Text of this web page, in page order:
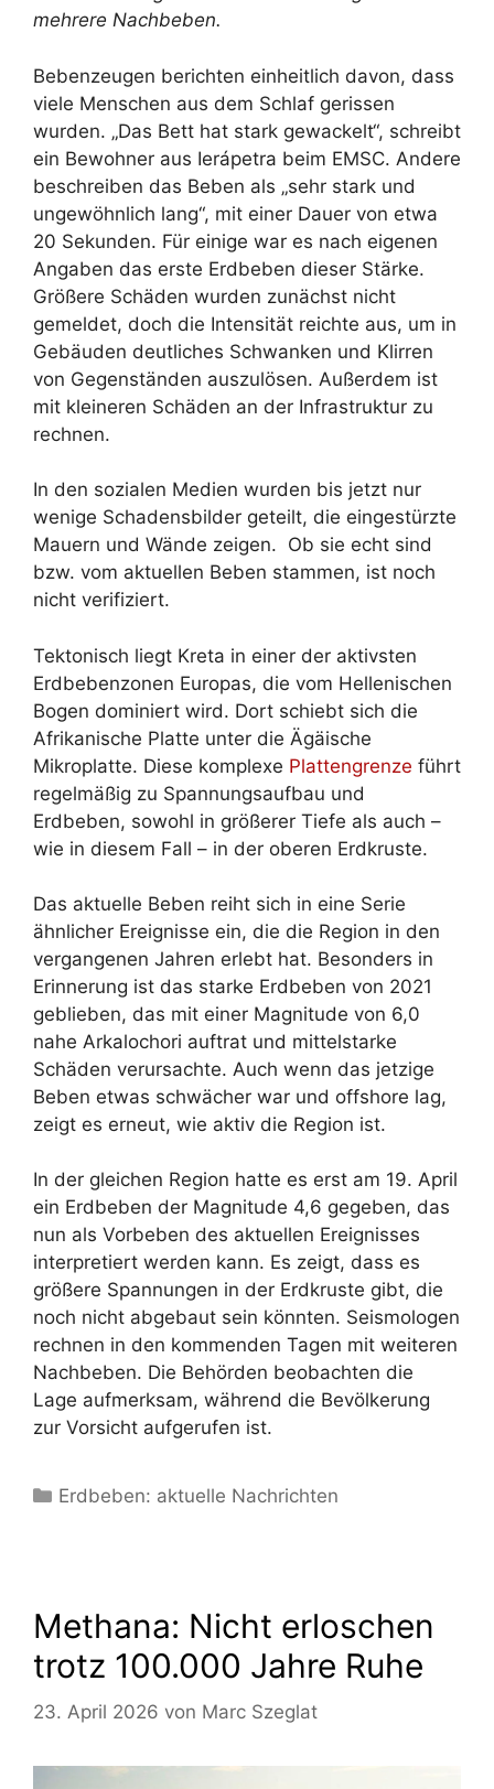
mehrere Nachbeben.
Bebenzeugen berichten einheitlich davon, dass
viele Menschen aus dem Schlaf gerissen
wurden. „Das Bett hat stark gewackelt“, schreibt
ein Bewohner aus Ierápetra beim EMSC. Andere
beschreiben das Beben als „sehr stark und
ungewöhnlich lang“, mit einer Dauer von etwa
20 Sekunden. Für einige war es nach eigenen
Angaben das erste Erdbeben dieser Stärke.
Größere Schäden wurden zunächst nicht
gemeldet, doch die Intensität reichte aus, um in
Gebäuden deutliches Schwanken und Klirren
von Gegenständen auszulösen. Außerdem ist
mit kleineren Schäden an der Infrastruktur zu
rechnen.
In den sozialen Medien wurden bis jetzt nur
wenige Schadensbilder geteilt, die eingestürzte
Mauern und Wände zeigen. Ob sie echt sind
bzw. vom aktuellen Beben stammen, ist noch
nicht verifiziert.
Tektonisch liegt Kreta in einer der aktivsten
Erdbebenzonen Europas, die vom Hellenischen
Bogen dominiert wird. Dort schiebt sich die
Afrikanische Platte unter die Ägäische
Mikroplatte. Diese komplexe Plattengrenze führt
regelmäßig zu Spannungsaufbau und
Erdbeben, sowohl in größerer Tiefe als auch –
wie in diesem Fall – in der oberen Erdkruste.
Das aktuelle Beben reiht sich in eine Serie
ähnlicher Ereignisse ein, die die Region in den
vergangenen Jahren erlebt hat. Besonders in
Erinnerung ist das starke Erdbeben von 2021
geblieben, das mit einer Magnitude von 6,0
nahe Arkalochori auftrat und mittelstarke
Schäden verursachte. Auch wenn das jetzige
Beben etwas schwächer war und offshore lag,
zeigt es erneut, wie aktiv die Region ist.
In der gleichen Region hatte es erst am 19. April
ein Erdbeben der Magnitude 4,6 gegeben, das
nun als Vorbeben des aktuellen Ereignisses
interpretiert werden kann. Es zeigt, dass es
größere Spannungen in der Erdkruste gibt, die
noch nicht abgebaut sein könnten. Seismologen
rechnen in den kommenden Tagen mit weiteren
Nachbeben. Die Behörden beobachten die
Lage aufmerksam, während die Bevölkerung
zur Vorsicht aufgerufen ist.
Kategorien
Erdbeben: aktuelle Nachrichten
Methana: Nicht erloschen
trotz 100.000 Jahre Ruhe
23. April 2026 von Marc Szeglat